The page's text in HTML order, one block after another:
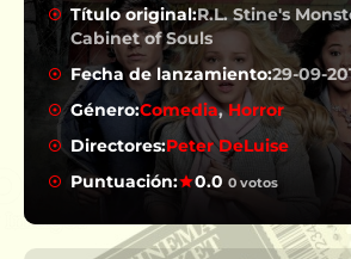
Título original:R.L. Stine's
Cabinet of Souls
Fecha de lanzamiento:29-09-
Género:Comedia,Horror
Directores:Peter DeLuise
Puntuación:
0.0 0 votos